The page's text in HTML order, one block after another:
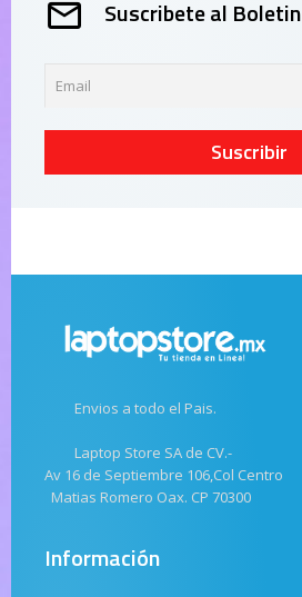
Suscribete al Boletin
Suscribir
Envios a todo el Pais.
Laptop Store SA de CV.-
Av 16 de Septiembre 106,Col Centro
Matias Romero Oax. CP 70300
Información